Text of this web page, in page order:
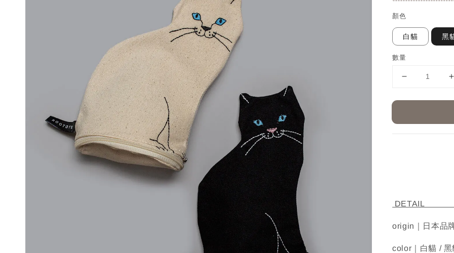
顏色
白貓 黑
數量
origin｜日本品
color｜白貓 / 黑